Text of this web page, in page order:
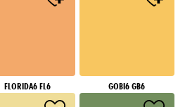
FLORIDA6 FL6 GOBI6 GB6